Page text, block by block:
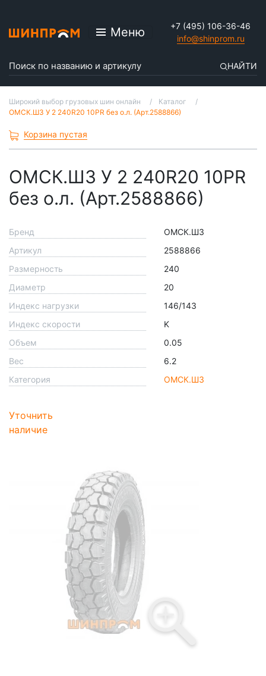
Меню
+7 (495) 106-36-46
info@shinprom.ru
НАЙТИ
Широкий выбор грузовых шин онлайн
Каталог
ОМСК.ШЗ У 2 240R20 10PR без о.л. (Арт.2588866)
Корзина пустая
ОМСК.ШЗ У 2 240R20 10PR
без о.л. (Арт.2588866)
Бренд
ОМСК.ШЗ
Артикул
2588866
Размерность
240
Диаметр
20
Индекс нагрузки
146/143
Индекс скорости
K
Объем
0.05
Вес
6.2
Категория
ОМСК.ШЗ
Уточнить
наличие